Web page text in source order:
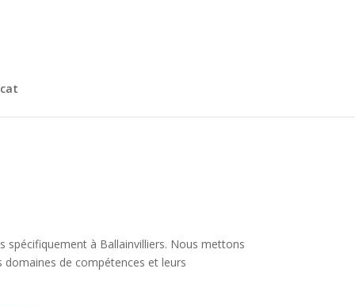
spécifiquement à Ballainvilliers. Nous mettons
de compétences et leurs